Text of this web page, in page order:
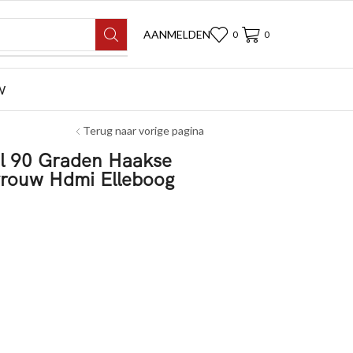
AANMELDEN 0 0
Terug naar vorige pagina
Graden Haakse
Hdmi Elleboog